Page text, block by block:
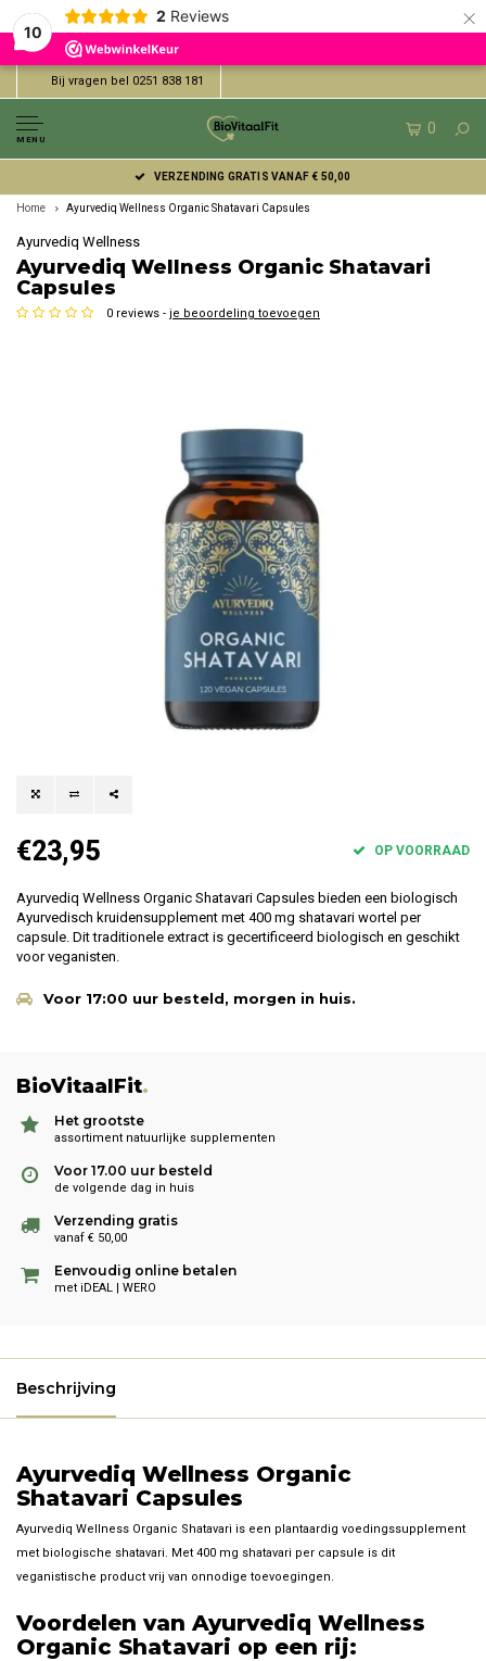
10
2 Reviews ×
Bij vragen bel 0251 838 181
MENU
0
VERZENDING GRATIS VANAF € 50,00
Home Ayurvediq Wellness Organic Shatavari Capsules
Ayurvediq Wellness
Ayurvediq Wellness Organic Shatavari
Capsules
0 reviews - je beoordeling toevoegen
€23,95 OP VOORRAAD
Ayurvediq Wellness Organic Shatavari Capsules bieden een biologisch
Ayurvedisch kruidensupplement met 400 mg shatavari wortel per
capsule. Dit traditionele extract is gecertificeerd biologisch en geschikt
voor veganisten.
Voor 17:00 uur besteld, morgen in huis.
BioVitaalFit.
Het grootste
assortiment natuurlijke supplementen
Voor 17.00 uur besteld
de volgende dag in huis
Verzending gratis
vanaf € 50,00
Eenvoudig online betalen
met iDEAL | WERO
Beschrijving
Ayurvediq Wellness Organic
Shatavari Capsules
Ayurvediq Wellness Organic Shatavari is een plantaardig voedingssupplement
met biologische shatavari. Met 400 mg shatavari per capsule is dit
veganistische product vrij van onnodige toevoegingen.
Voordelen van Ayurvediq Wellness
Organic Shatavari op een rij: